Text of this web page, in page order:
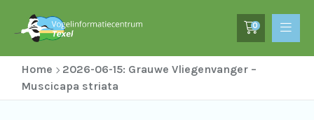
0
Home
2026-06-15: Grauwe Vliegenvanger –
Muscicapa striata